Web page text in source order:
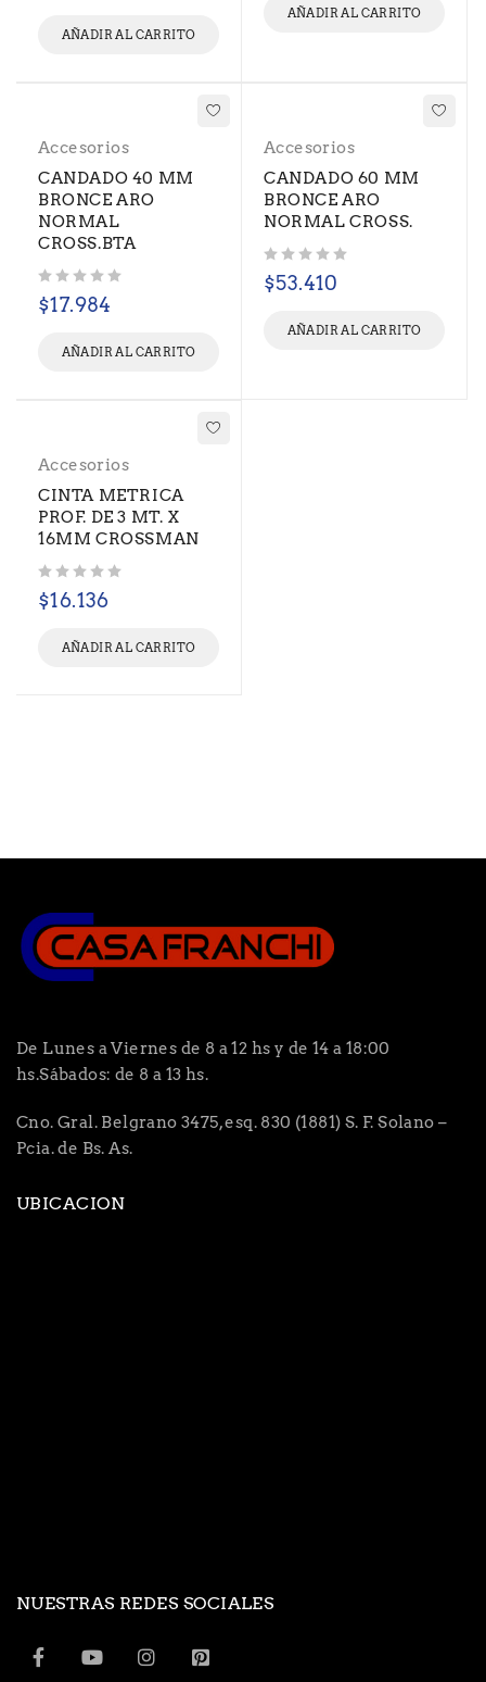
AÑADIR AL CARRITO
AÑADIR AL CARRITO
Accesorios
CANDADO 40 MM
BRONCE ARO
NORMAL
CROSS.BTA
$17.984
AÑADIR AL CARRITO
Accesorios
CANDADO 60 MM
BRONCE ARO
NORMAL CROSS.
$53.410
AÑADIR AL CARRITO
Accesorios
CINTA METRICA
PROF. DE 3 MT. X
16MM CROSSMAN
$16.136
AÑADIR AL CARRITO
De Lunes a Viernes de 8 a 12 hs y de 14 a 18:00
hs.Sábados: de 8 a 13 hs.
Cno. Gral. Belgrano 3475, esq. 830 (1881) S. F. Solano –
Pcia. de Bs. As.
UBICACION
NUESTRAS REDES SOCIALES